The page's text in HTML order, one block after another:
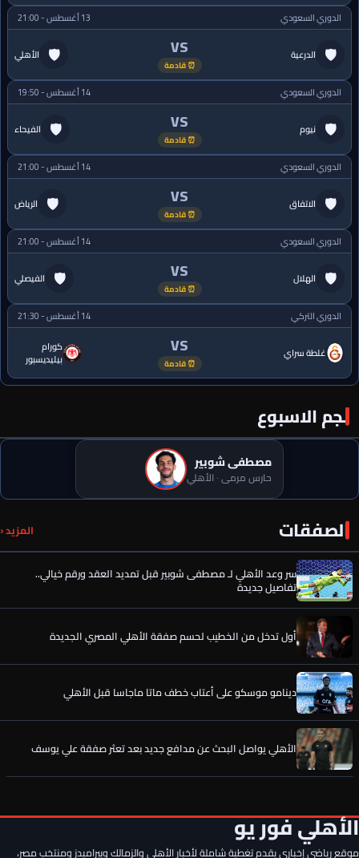
الدوري السعودي 13 أغسطس - 21:00
🛡 الدرعية VS
⏰ قادمة
الأهلي 🛡
الدوري السعودي 14 أغسطس - 19:50
🛡 نيوم VS
⏰ قادمة
الفيحاء 🛡
الدوري السعودي 14 أغسطس - 21:00
🛡 الاتفاق VS
⏰ قادمة
الرياض 🛡
الدوري السعودي 14 أغسطس - 21:00
🛡 الهلال VS
⏰ قادمة
الفيصلي 🛡
الدوري التركي 14 أغسطس - 21:30
غلطة سراي VS
⏰ قادمة
كورام
بيليديسبور
نجم الاسبوع
مصطفى شوبير
حارس مرمى · الأهلي
الصفقات المزيد ‹ رسميًا.. إمام عاشور يوافق على تمديد عقده مع الأهلي حتى 2030
سر وعد الأهلي لـ مصطفى شوبير قبل تمديد العقد ورقم خيالي..
تفاصيل جديدة
أول تدخل من الخطيب لحسم صفقة الأهلي المصري الجديدة
دينامو موسكو على أعتاب خطف ماتا ماجاسا قبل الأهلي
الأهلي يواصل البحث عن مدافع جديد بعد تعثر صفقة علي يوسف
الأهلي فور يو
موقع رياضي إخباري يقدم تغطية شاملة لأخبار الأهلي والزمالك وبيراميدز ومنتخب مصر،